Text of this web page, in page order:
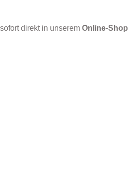
direkt in unserem Online-Shop